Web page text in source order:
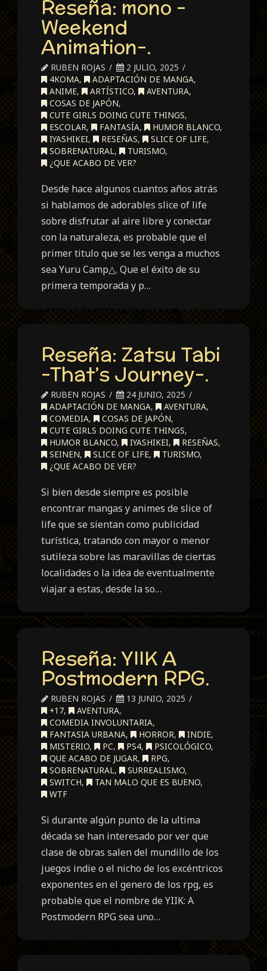
Reseña: mono -
Weekend
Animation-.
RUBEN ROJAS
2 JULIO, 2025
4KOMA, ADAPTACIÓN DE MANGA,
ANIME, ARTÍSTICO, AVENTURA,
COSAS DE JAPÓN,
CUTE GIRLS DOING CUTE THINGS,
ESCOLAR, FANTASÍA, HUMOR BLANCO,
IYASHIKEI, RESEÑAS, SLICE OF LIFE,
SOBRENATURAL, TURISMO,
¿QUE ACABO DE VER?
Desde hace algunos cuantos años atrás
si hablamos de adorables slice of life
sobre disfrutar al aire libre y conectar
con la naturaleza, es probable que el
primer titulo que se les venga a muchos
sea Yuru Camp△. Que el éxito de su
primera temporada y p…
Reseña: Zatsu Tabi
-That’s Journey-.
RUBEN ROJAS
24 JUNIO, 2025
ADAPTACIÓN DE MANGA, AVENTURA,
COMEDIA, COSAS DE JAPÓN,
CUTE GIRLS DOING CUTE THINGS,
HUMOR BLANCO, IYASHIKEI, RESEÑAS,
SEINEN, SLICE OF LIFE, TURISMO,
¿QUE ACABO DE VER?
Si bien desde siempre es posible
encontrar mangas y animes de slice of
life que se sientan como publicidad
turística, tratando con mayor o menor
sutileza sobre las maravillas de ciertas
localidades o la idea de eventualmente
viajar a estas, desde la so…
Reseña: YIIK A
Postmodern RPG.
RUBEN ROJAS
13 JUNIO, 2025
+17, AVENTURA,
COMEDIA INVOLUNTARIA,
FANTASIA URBANA, HORROR, INDIE,
MISTERIO, PC, PS4, PSICOLÓGICO,
QUE ACABO DE JUGAR, RPG,
SOBRENATURAL, SURREALISMO,
SWITCH, TAN MALO QUE ES BUENO,
WTF
Si durante algún punto de la ultima
década se han interesado por ver que
clase de obras salen del mundillo de los
juegos indie o el nicho de los excéntricos
exponentes en el genero de los rpg, es
probable que el nombre de YIIK: A
Postmodern RPG sea uno…